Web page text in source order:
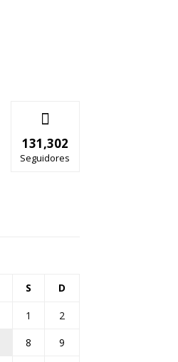
131,302
Seguidores
S D
1
2
8
9